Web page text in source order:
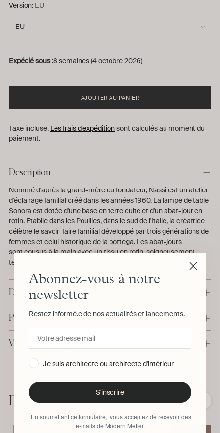
Version: EU
Expédié sous :8 semaines (4 octobre 2026)
AJOUTER AU PANIER
Taxe incluse. Les frais d'expéditionsont calculés au moment du
paiement.
Description
Nommé d'après la grand-mère du fondateur, Nassi est un atelier
d'éclairage familial créé dans les années 1960. La lampe de table
Sonora est dotée d'une base en terre cuite et d'un abat-jour en
rotin. Etablie dans les Pouilles, dans le sud de l'Italie, la créatrice
célèbre le savoir-faire familial développé par trois générations de
femmes et celui historique de la bottega. Les abat-jours
sont cousus à la main avec un tissu en rotin, soigneusement
tendu sur le cadre et fini avec des passementeries en brique.
Détails & Dimensions
Production & Livraison
Vous avez une question ?
produit
à
panier
De la même collection ❮
Abonnez-vous à notre
newsletter
Restez informé.e de nos actualités et lancements.
Je suis architecte ou architecte d'intérieur
S'inscrire
En soumettant ce formulaire, vous acceptez de recevoir des
e-mails de Modern Metier.